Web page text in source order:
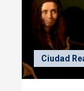
Ciudad